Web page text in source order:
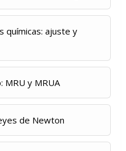
químicas: ajuste y
MRU y MRUA
de Newton